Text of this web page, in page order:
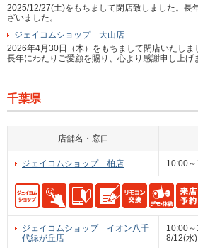
2025/12/27(土)をもちまして閉店致しました。長
ざいました。
ジェイコムショップ 大山店
2026年4月30日（木）をもちまして閉店いたしま
長年にわたりご愛顧を賜り、心より感謝申し上げ
千葉県
店舗名・窓口
ジェイコムショップ 柏店 10:00
ジェイコムショップ イオン八千
代緑が丘店
10:00
8/12(水